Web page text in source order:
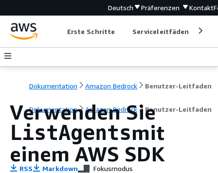
Deutsch Präferenzen Kontakt
Erste Schritte Serviceleitfäden
Dokumentation Amazon Bedrock Benutzer-Leitfaden
Dokumentation Amazon Bedrock Benutzer-Leitfaden
Verwenden Sie
ListAgentsmit
einem AWS SDK
RSS Markdown Fokusmodus